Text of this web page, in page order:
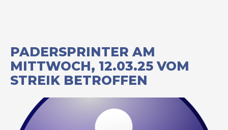
PADERSPRINTER AM
MITTWOCH, 12.03.25 VOM
STREIK BETROFFEN